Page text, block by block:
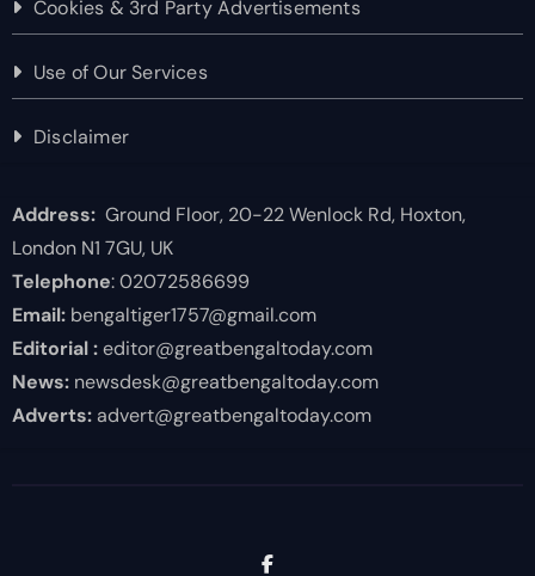
Cookies & 3rd Party Advertisements
Use of Our Services
Disclaimer
Address:Ground Floor, 20-22 Wenlock Rd, Hoxton,
London N1 7GU, UK
Telephone: 02072586699
Email:bengaltiger1757@gmail.com
Editorial :editor@greatbengaltoday.com
News:newsdesk@greatbengaltoday.com
Adverts:advert@greatbengaltoday.com